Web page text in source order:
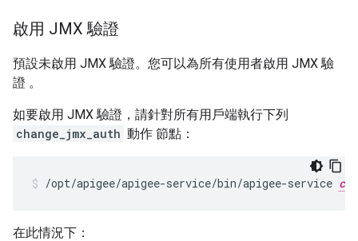
啟用 JMX 驗證
預設未啟用 JMX 驗證。您可以為所有使用者啟用 JMX 驗
證 。
如要啟用 JMX 驗證，請針對所有用戶端執行下列
change_jmx_auth 動作 節點：
/opt/apigee/apigee-service/bin/apigee-service
在此情況下：